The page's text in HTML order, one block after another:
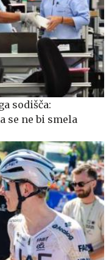
sodišča:
se ne bi smela